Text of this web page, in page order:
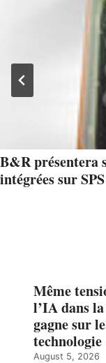
B&R présentera
intégrées sur
Même
l’IA dans
gagne sur
technologie
August 5, 2026